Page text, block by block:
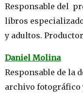
Responsable del
libros
y adultos.
Daniel Molina
Responsable de la
archivo fotográfico